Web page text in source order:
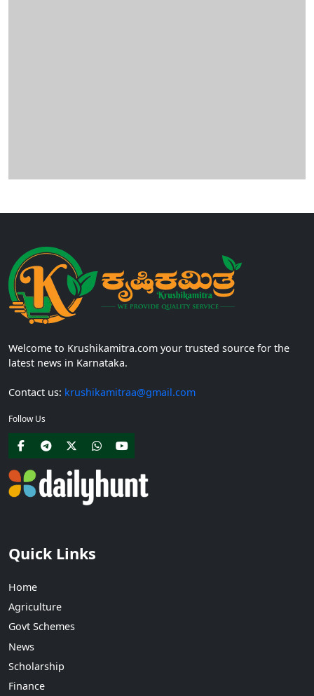
Welcome to Krushikamitra.com your trusted source for the
latest news in Karnataka.
Contact us: krushikamitraa@gmail.com
Follow Us
Quick Links
Home
Agriculture
Govt Schemes
News
Scholarship
Finance